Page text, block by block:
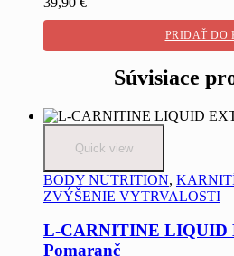
PRIDAŤ DO
Súvisiace
Quick view
BODY NUTRITION,
ZVÝŠENIE VYTRVALOSTI
L-CARNITINE LIQUID
Pomaranč